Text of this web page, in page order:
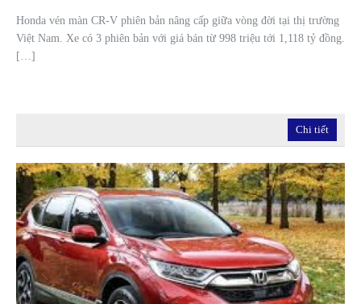
Honda vén màn CR-V phiên bản nâng cấp giữa vòng đời tại thị trường
Việt Nam. Xe có 3 phiên bản với giá bán từ 998 triệu tới 1,118 tỷ đồng.
[…]
Chi tiết